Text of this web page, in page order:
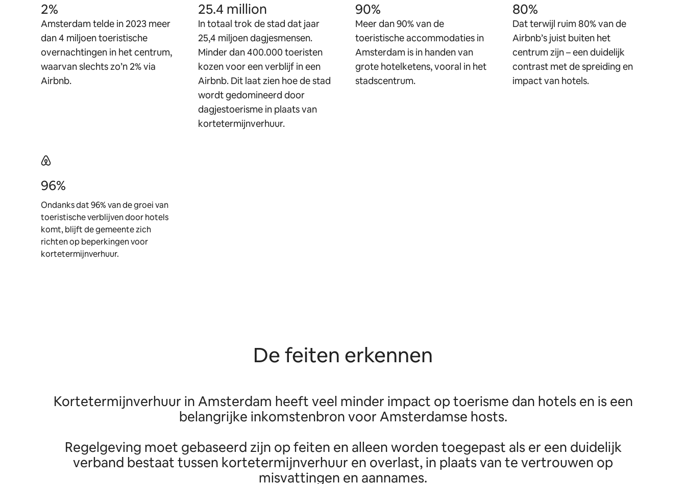
2%
Amsterdam telde in 2023 meer
dan 4 miljoen toeristische
overnachtingen in het centrum,
waarvan slechts zo’n 2% via
Airbnb.
25.4 million
In totaal trok de stad dat jaar
25,4 miljoen dagjesmensen.
Minder dan 400.000 toeristen
kozen voor een verblijf in een
Airbnb. Dit laat zien hoe de stad
wordt gedomineerd door
dagjestoerisme in plaats van
kortetermijnverhuur.
90%
Meer dan 90% van de
toeristische accommodaties in
Amsterdam is in handen van
grote hotelketens, vooral in het
stadscentrum.
80%
Dat terwijl ruim 80% van de
Airbnb’s juist buiten het
centrum zijn – een duidelijk
contrast met de spreiding en
impact van hotels.
96%
Ondanks dat 96% van de groei van
toeristische verblijven door hotels
komt, blijft de gemeente zich
richten op beperkingen voor
kortetermijnverhuur.
De feiten erkennen
Kortetermijnverhuur in Amsterdam heeft veel minder impact op toerisme dan hotels en is een
belangrijke inkomstenbron voor Amsterdamse hosts.
Regelgeving moet gebaseerd zijn op feiten en alleen worden toegepast als er een duidelijk
verband bestaat tussen kortetermijnverhuur en overlast, in plaats van te vertrouwen op
misvattingen en aannames.